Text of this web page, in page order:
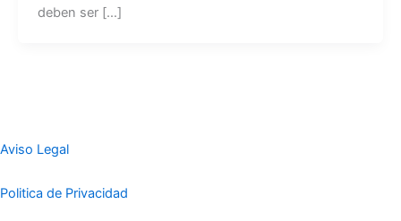
deben ser […]
Aviso Legal
Politica de Privacidad